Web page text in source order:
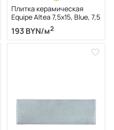
Плитка керамическая
Equipe Altea 7,5х15, Blue, 7,5
193 BYN/м2